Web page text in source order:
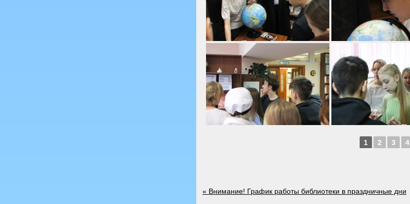
1 2 3 4
« Внимание! График работы библиотеки в праздничные дни